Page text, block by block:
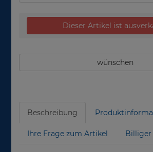
Dieser Artikel ist
wünschen
Beschreibung
Ihre Frage zum Artikel Billiger